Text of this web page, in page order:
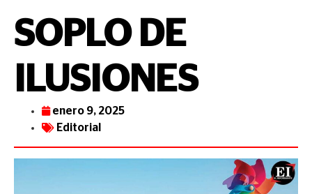
SOPLO DE
ILUSIONES
enero 9, 2025
Editorial